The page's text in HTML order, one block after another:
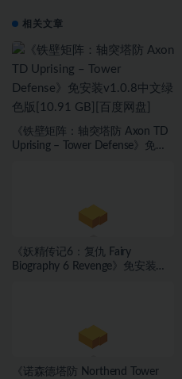
相关文章
《铁壁矩阵：轴突塔防 Axon TD
Uprising – Tower Defense》免安
《妖精传记6：复仇 Fairy
Biography 6 Revenge》免安装绿
《诺森德塔防 Northend Tower